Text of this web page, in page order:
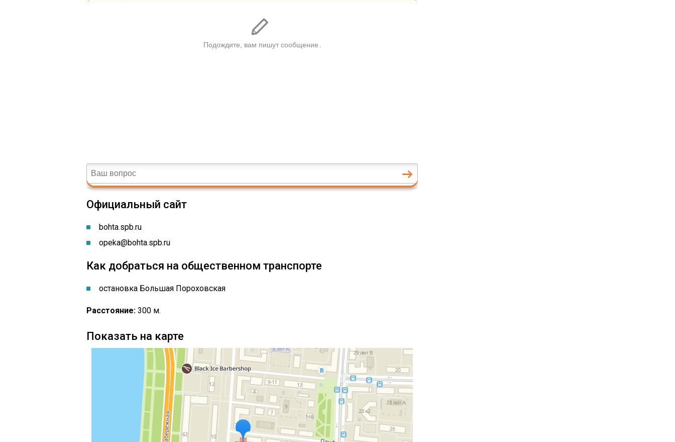
Официальный сайт
bohta.spb.ru
opeka@bohta.spb.ru
Как добраться на общественном транспорте
остановка ​Большая Пороховская
Расстояние: 300 м.
Показать на карте